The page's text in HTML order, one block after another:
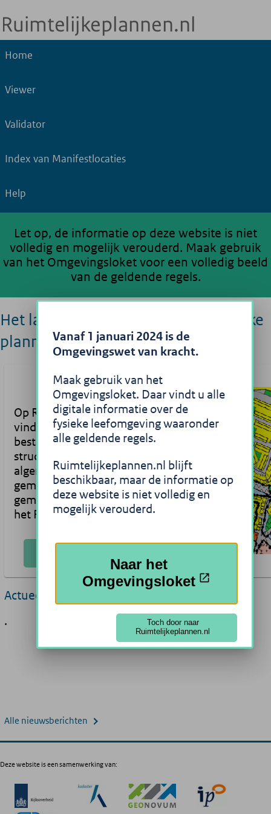
Home
Viewer
Validator
Index van Manifestlocaties
Help
Let op, de informatie op deze website is niet
volledig en mogelijk verouderd. Maak gebruik
van het Omgevingsloket voor een volledig beeld
van de geldende regels.
Het landelijke portaal voor ruimtelijke
plannen
Op Ruimtelijkeplannen.nl
vindt u
bestemmingsplannen,
structuurvisies en
algemene regels die
gemaakt zijn door
gemeentes, provincies en
het Rijk.
Actueel
.
Alle nieuwsberichten
Deze website is een samenwerking van:
Vanaf 1 januari 2024 is de
Omgevingswet van kracht.
Maak gebruik van het
Omgevingsloket. Daar vindt u alle
digitale informatie over de
fysieke leefomgeving waaronder
alle geldende regels.
Ruimtelijkeplannen.nl blijft
beschikbaar, maar de informatie op
deze website is niet volledig en
mogelijk verouderd.
Naar het
Omgevingsloket
Toch door naar
Ruimtelijkeplannen.nl